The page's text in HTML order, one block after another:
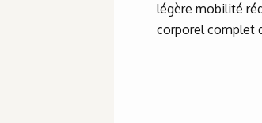
légère mobilité
corporel complet